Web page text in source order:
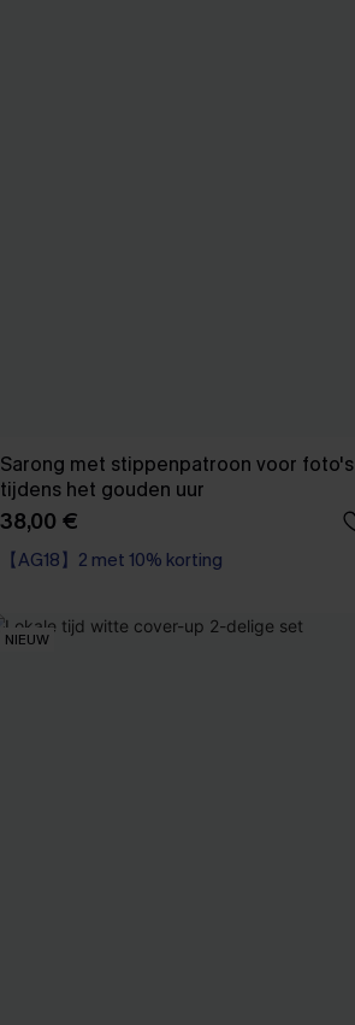
Sarong met stippenpatroon voor foto's
tijdens het gouden uur
38,00 €
【AG18】2 met 10% korting
NIEUW